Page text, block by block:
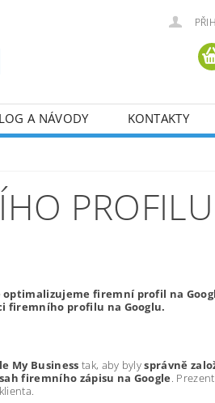
A NÁVODY KONTAKTY
firemní profil na
firemního profilu na Googlu.
My Business tak, aby bylysprávně
firemního zápisu na Google.